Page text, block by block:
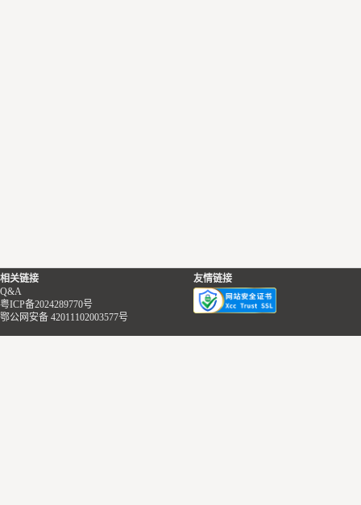
相关链接
Q&A
粤ICP备2024289770号
鄂公网安备 42011102003577号
友情链接